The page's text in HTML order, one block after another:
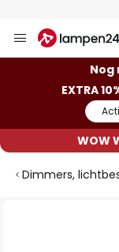
naar
Nog
EXTRA
WOW
Dimmers,